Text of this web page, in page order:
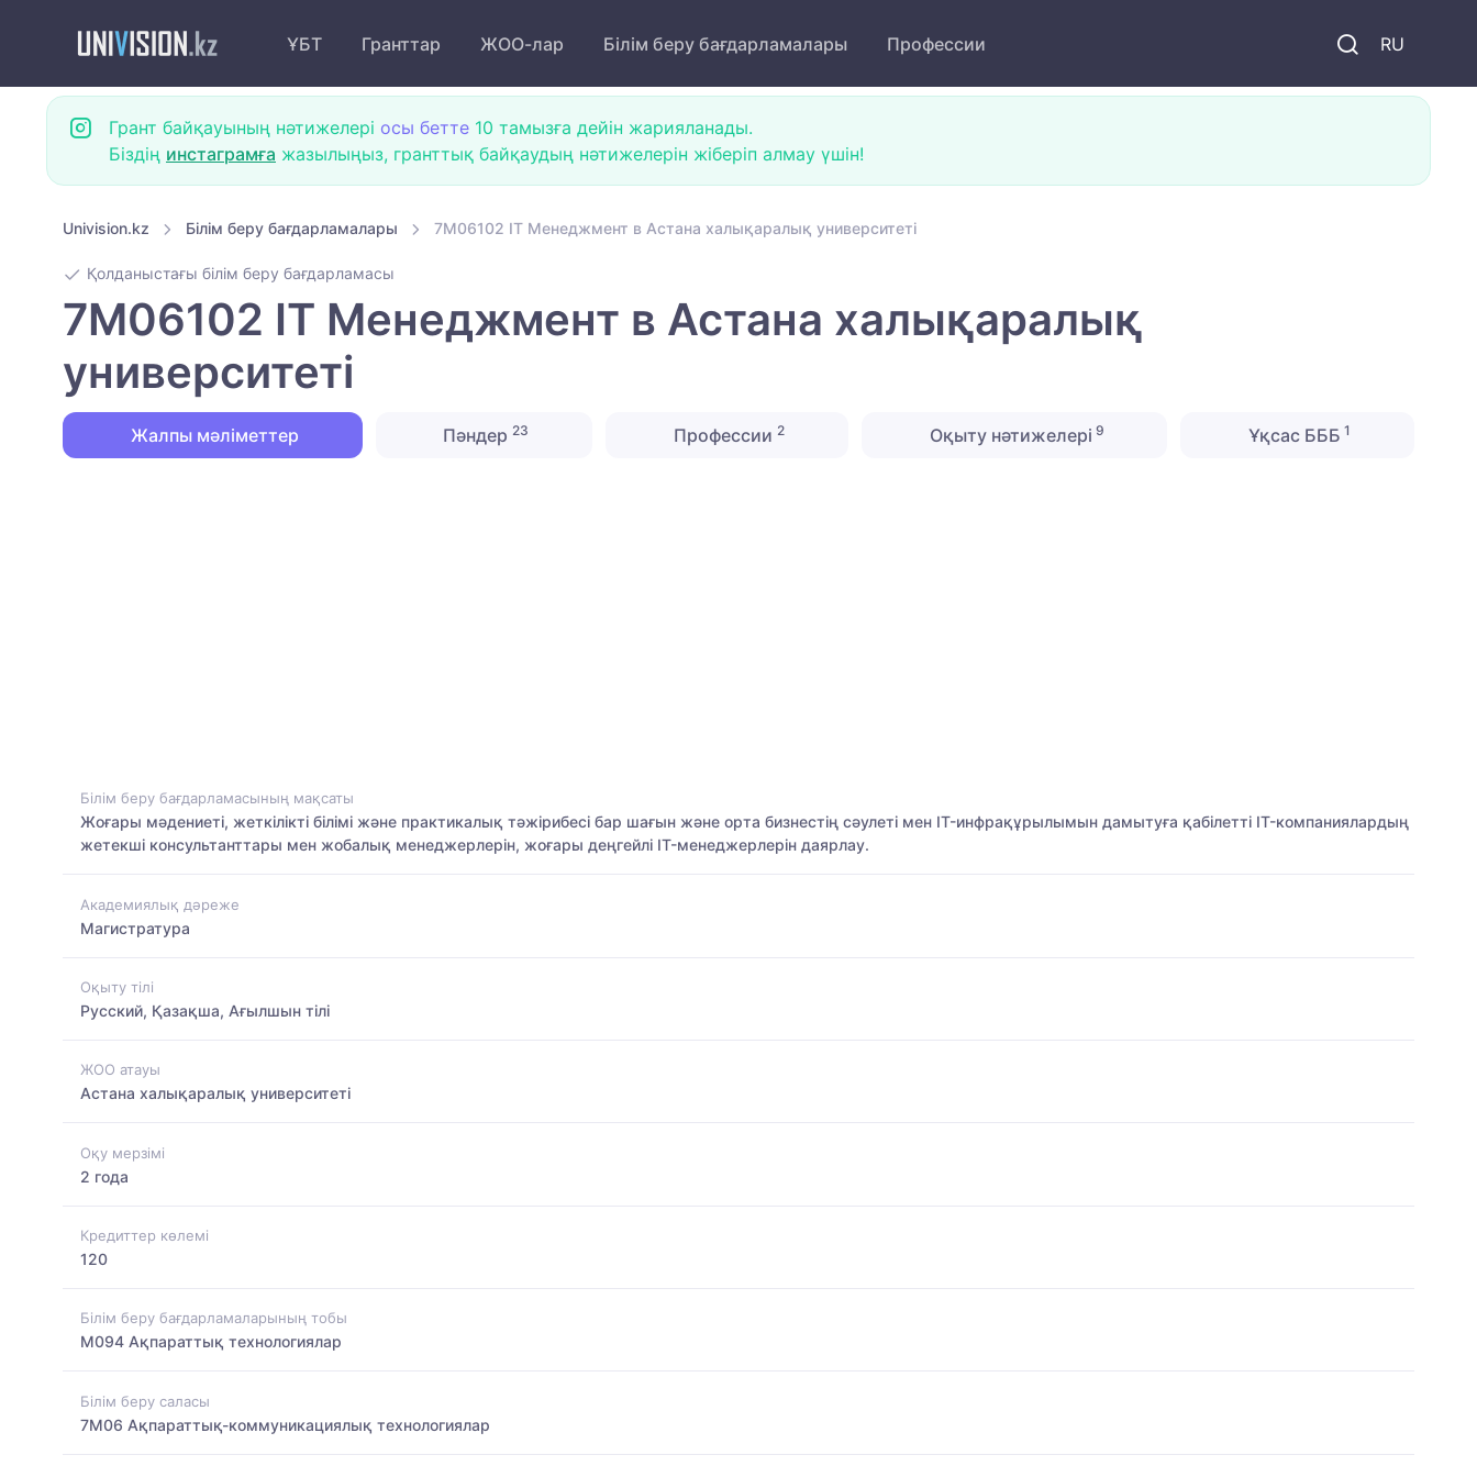
RU
ҰБТ Гранттар ЖОО-лар Білім беру бағдарламалары Профессии
Грант байқауының нәтижелері осы бетте 10 тамызға дейін жарияланады.
Біздің инстаграмға жазылыңыз, гранттық байқаудың нәтижелерін жіберіп алмау үшін!
Univision.kz Білім беру бағдарламалары 7M06102 IT Менеджмент в Астана халықаралық университеті
Қолданыстағы білім беру бағдарламасы
7M06102 IT Менеджмент в Астана халықаралық
университеті
Жалпы мәліметтер Пәндер23 Профессии 2 Оқыту нәтижелері 9 Ұқсас БББ 1
Білім беру бағдарламасының мақсаты
Жоғары мәдениеті, жеткілікті білімі және практикалық тәжірибесі бар шағын және орта бизнестің сәулеті мен IT-инфрақұрылымын дамытуға қабілетті IT-компаниялардың
жетекші консультанттары мен жобалық менеджерлерін, жоғары деңгейлі IT-менеджерлерін даярлау.
Академиялық дәреже
Магистратура
Оқыту тілі
Русский, Қазақша, Ағылшын тілі
ЖОО атауы
Астана халықаралық университеті
Оқу мерзімі
2 года
Кредиттер көлемі
120
Білім беру бағдарламаларының тобы
M094 Ақпараттық технологиялар
Білім беру саласы
7M06 Ақпараттық-коммуникациялық технологиялар